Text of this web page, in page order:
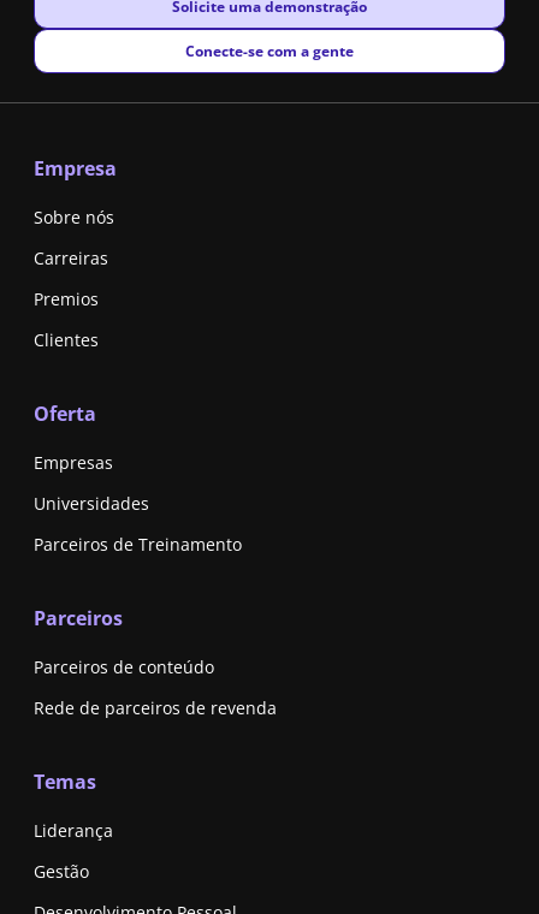
New window
Solicite uma demonstração
New window
Conecte-se com a gente
Empresa
Sobre nós
Carreiras
Premios
Clientes
Oferta
Empresas
Universidades
Parceiros de Treinamento
Parceiros
Parceiros de conteúdo
Rede de parceiros de revenda
Temas
Liderança
Gestão